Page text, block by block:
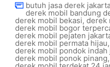
butuh jasa derek
derek mobil bandung
derek mobil bekasi, derek
derek mobil bogor
derek mobil pejaten
derek mobil permata hijau,
derek mobil pondok indah
derek mobil ponok pinang,